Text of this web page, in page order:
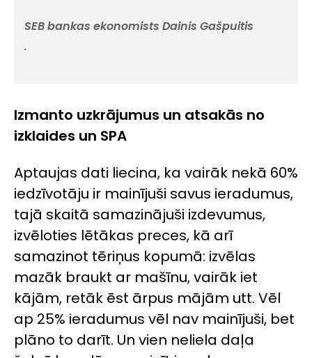
SEB bankas ekonomists Dainis Gašpuitis
.
Izmanto uzkrājumus un atsakās no
izklaides un SPA
Aptaujas dati liecina, ka vairāk nekā 60%
iedzīvotāju ir mainījuši savus ieradumus,
tajā skaitā samazinājuši izdevumus,
izvēloties lētākas preces, kā arī
samazinot tēriņus kopumā: izvēlas
mazāk braukt ar mašīnu, vairāk iet
kājām, retāk ēst ārpus mājām utt. Vēl
ap 25% ieradumus vēl nav mainījuši, bet
plāno to darīt. Un vien neliela daļa